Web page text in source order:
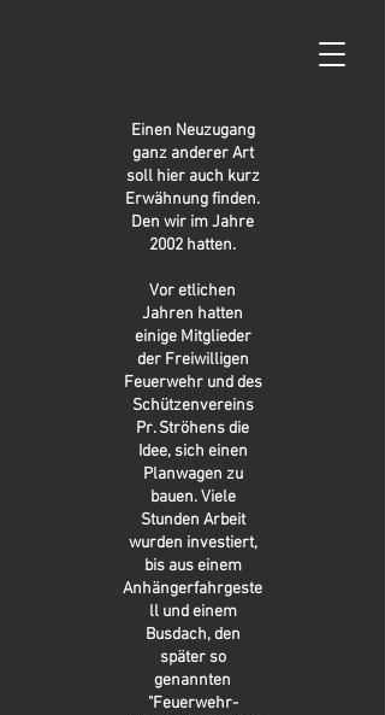
Einen Neuzugang
ganz anderer Art
soll hier auch kurz
Erwähnung finden.
Den wir im Jahre
2002 hatten.
Vor etlichen
Jahren hatten
einige Mitglieder
der Freiwilligen
Feuerwehr und des
Schützenvereins
Pr. Ströhens die
Idee, sich einen
Planwagen zu
bauen. Viele
Stunden Arbeit
wurden investiert,
bis aus einem
Anhängerfahrgeste
ll und einem
Busdach, den
später so
genannten
"Feuerwehr-